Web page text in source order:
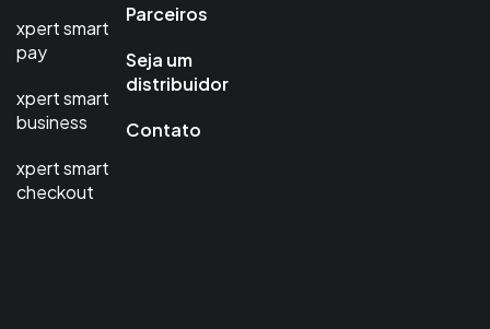
xpert smart
pay
xpert smart
business
xpert smart
checkout
Parceiros
Seja um
distribuidor
Contato